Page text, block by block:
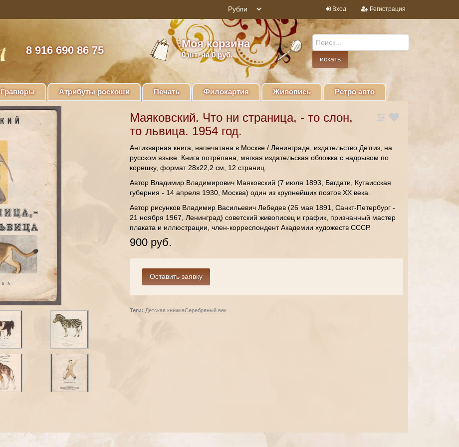
Вход Регистрация
8 916 690 86 75
Моя корзина
0шт. на 0 руб.
Гравюры Атрибуты роскоши Печать Филокартия Живопись Ретро авто
Маяковский. Что ни страница, - то слон,
то львица. 1954 год.
Антикварная книга, напечатана в Москве / Ленинграде, издательство Детгиз, на
русском языке. Книга потрёпана, мягкая издательская обложка с надрывом по
корешку, формат 28х22,2 см, 12 страниц.
Автор Владимир Владимирович Маяковский (7 июля 1893, Багдати, Кутаисская
губерния - 14 апреля 1930, Москва) один из крупнейших поэтов XX века.
Автор рисунков Владимир Васильевич Лебедев (26 мая 1891, Санкт-Петербург -
21 ноября 1967, Ленинград) советский живописец и график, признанный мастер
плаката и иллюстрации, член-корреспондент Академии художеств СССР.
900 руб.
Теги: Детская книжкаСеребряный век